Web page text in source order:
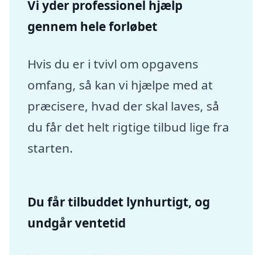
Vi yder professionel hjælp
gennem hele forløbet
Hvis du er i tvivl om opgavens
omfang, så kan vi hjælpe med at
præcisere, hvad der skal laves, så
du får det helt rigtige tilbud lige fra
starten.
Du får tilbuddet lynhurtigt, og
undgår ventetid